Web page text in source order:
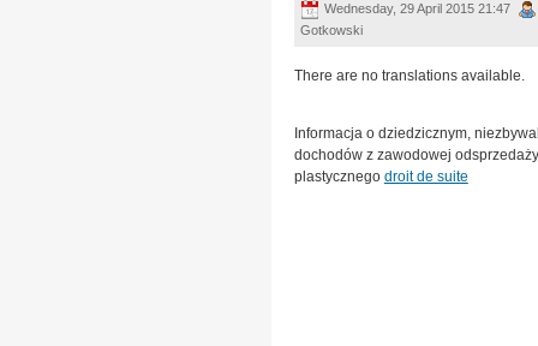
Wednesday, 29 April 2015 21:47
Gotkowski
There are no translations available.
Informacja o dziedzicznym,
dochodów z zawodowej
plastycznego droit de suite